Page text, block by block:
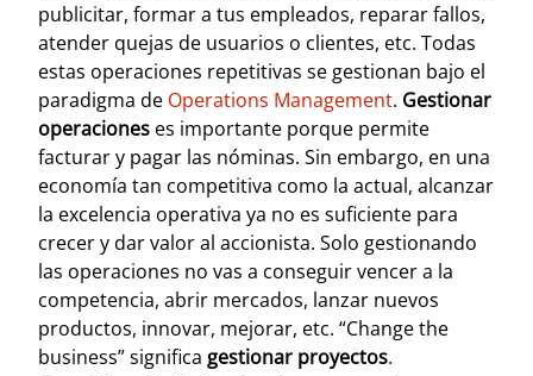
publicitar, formar a tus empleados, reparar fallos,
atender quejas de usuarios o clientes, etc. Todas
estas operaciones repetitivas se gestionan bajo el
paradigma de Operations Management. Gestionar
operaciones es importante porque permite
facturar y pagar las nóminas. Sin embargo, en una
economía tan competitiva como la actual, alcanzar
la excelencia operativa ya no es suficiente para
crecer y dar valor al accionista. Solo gestionando
las operaciones no vas a conseguir vencer a la
competencia, abrir mercados, lanzar nuevos
productos, innovar, mejorar, etc. “Change the
business” significa gestionar proyectos.